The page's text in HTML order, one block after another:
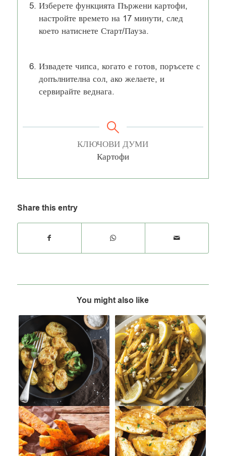
Изберете функцията Пържени картофи,
настройте времето на 17 минути, след
което натиснете Старт/Пауза.
Извадете чипса, когато е готов, поръсете с
допълнителна сол, ако желаете, и
сервирайте веднага.
КЛЮЧОВИ ДУМИ
Картофи
Share this entry
You might also like